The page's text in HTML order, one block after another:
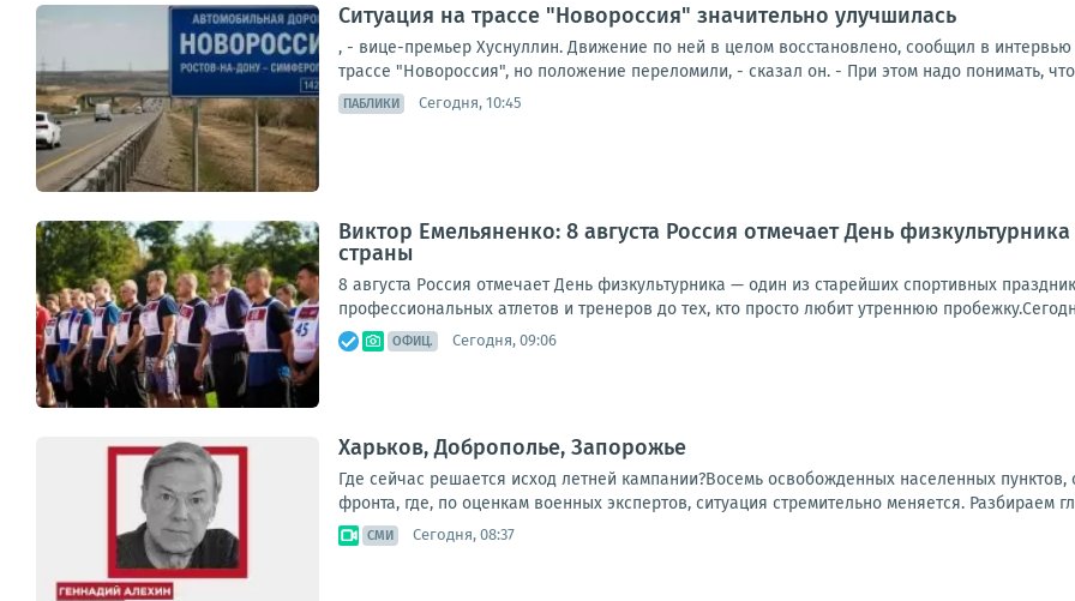
Ситуация на трассе "Новороссия" значительно улучшилась
, - вице-премьер Хуснуллин. Движение по ней в целом восстановлено, сообщил в
трассе "Новороссия", но положение переломили, - сказал он. - При этом надо понимать, что
ПАБЛИКИ Сегодня, 10:45
Виктор Емельяненко: 8 августа Россия отмечает День
страны
8 августа Россия отмечает День физкультурника — один из старейших спортивных
профессиональных атлетов и тренеров до тех, кто просто любит утреннюю
ОФИЦ. Сегодня, 09:06
Харьков, Доброполье, Запорожье
Где сейчас решается исход летней кампании?Восемь освобожденных населенных пунктов,
фронта, где, по оценкам военных экспертов, ситуация стремительно меняется. Разбираем
СМИ Сегодня, 08:37